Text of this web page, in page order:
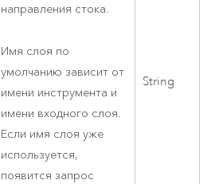
направления стока.
Имя слоя по
умолчанию зависит от
имени инструмента и
имени входного слоя.
Если имя слоя уже
используется,
появится запрос
String